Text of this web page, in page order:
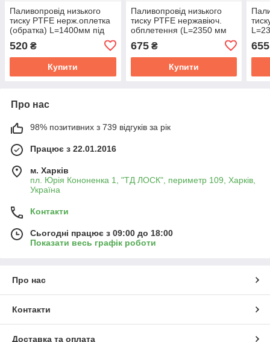
Паливопровід низького
тиску PTFE нерж.оплетка
(обратка) L=1400мм під
(АВТО-СОЮЗ 88) 70-
1104180-23
520 ₴
Купити
Паливопровід низького
тиску PTFE нержавіюч.
обплетення (L=2350 мм
ПРЕМІУМ 70-1104180-25
675₴
Купити
655
Про нас
98% позитивних з 739 відгуків за рік
Працює з 22.01.2016
м. Харків
пл. Юрія Кононенка 1, "ТД ЛОСК", периметр 109, Харків,
Україна
Контакти
Сьогодні працює з 09:00 до 18:00
Показати весь графік роботи
Про нас
Контакти
Доставка та оплата